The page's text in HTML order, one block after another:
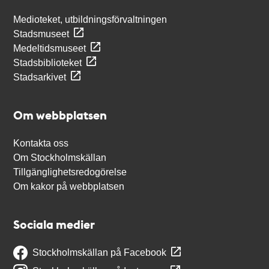
Medioteket, utbildningsförvaltningen
Stadsmuseet
Medeltidsmuseet
Stadsbiblioteket
Stadsarkivet
Om webbplatsen
Kontakta oss
Om Stockholmskällan
Tillgänglighetsredogörelse
Om kakor på webbplatsen
Sociala medier
Stockholmskällan på Facebook